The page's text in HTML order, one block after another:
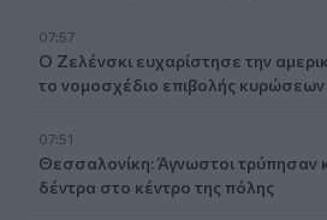
07:57
Ο Ζελένσκι ευχαρίστησε την
το νομοσχέδιο επιβολής
07:51
Θεσσαλονίκη: Άγνωστοι τρύπησαν
δέντρα στο κέντρο της πόλης